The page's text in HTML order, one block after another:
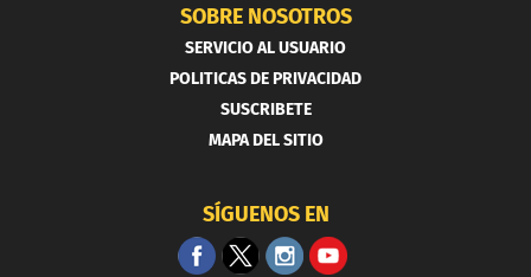
SOBRE NOSOTROS
SERVICIO AL USUARIO
POLITICAS DE PRIVACIDAD
SUSCRIBETE
MAPA DEL SITIO
SÍGUENOS EN